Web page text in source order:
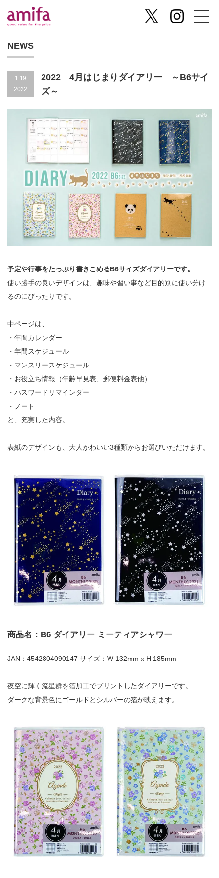
NEWS
1.19
2022
2022 4月はじまりダイアリー ～B6サイ
ズ～
予定や行事をたっぷり書きこめるB6サイズダイアリーです。
使い勝手の良いデザインは、趣味や習い事など目的別に使い分け
るのにぴったりです。
中ページは、
・年間カレンダー
・年間スケジュール
・マンスリースケジュール
・お役立ち情報（年齢早見表、郵便料金表他）
・パスワードリマインダー
・ノート
と、充実した内容。
表紙のデザインも、大人かわいい3種類からお選びいただけます。
商品名：B6 ダイアリー ミーティアシャワー
JAN：4542804090147 サイズ：W 132mm x H 185mm
夜空に輝く流星群を箔加工でプリントしたダイアリーです。
ダークな背景色にゴールドとシルバーの箔が映えます。